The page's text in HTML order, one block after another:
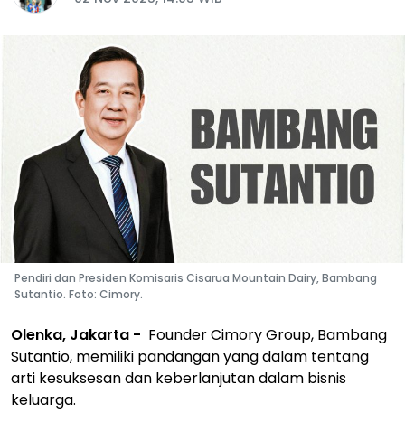
Pendiri dan Presiden Komisaris Cisarua Mountain Dairy, Bambang
Sutantio. Foto: Cimory.
Olenka, Jakarta - Founder Cimory Group, Bambang
Sutantio, memiliki pandangan yang dalam tentang
arti kesuksesan dan keberlanjutan dalam bisnis
keluarga.